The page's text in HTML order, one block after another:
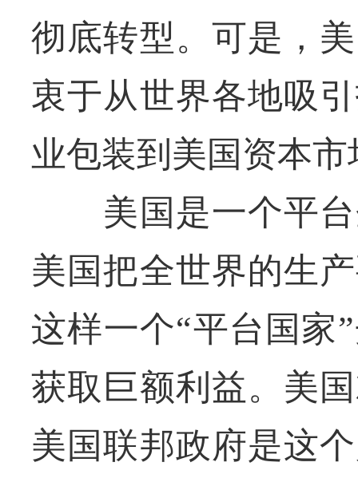
彻底转型。可是，
衷于从世界各地吸
业包装到美国资本
美国是一个平台
美国把全世界的生
这样一个“平台国家
获取巨额利益。美
美国联邦政府是这